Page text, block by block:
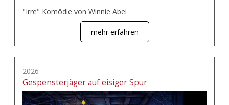
"Irre" Komödie von Winnie Abel
mehr erfahren
2026
Gespensterjäger auf eisiger Spur